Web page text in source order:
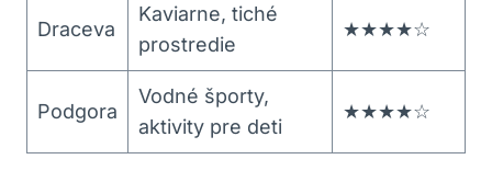
Draceva
Kaviarne, tiché
prostredie
★★★★☆
Podgora
Vodné športy,
aktivity pre deti
★★★★☆